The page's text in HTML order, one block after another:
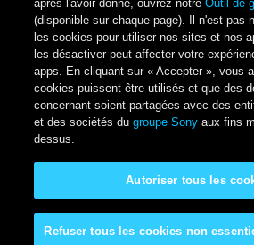
après l'avoir donné, ouvrez notreOutil de
(disponible sur chaque page). Il n'est pas
les cookies pour utiliser nos sites et nos
les désactiver peut affecter votre
apps. En cliquant sur « Accepter », vous
cookies puissent être utilisés et que des
concernant soient partagées avec des
et des sociétés dugroupe Sony aux fins
dessus.
Refuser tous les cookies non
Autoriser tous les